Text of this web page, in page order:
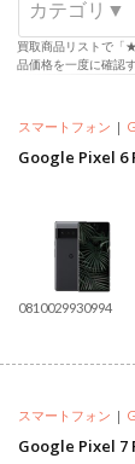
カテゴリ▼
買取商品リストで「
品価格を一度に確認
スマートフォン |
Google Pixel 6
0810029930994
スマートフォン |
Google Pixel 7